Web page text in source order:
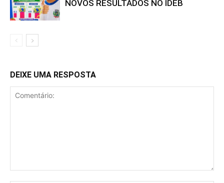
NOVOS RESULTADOS NO IDEB
DEIXE UMA RESPOSTA